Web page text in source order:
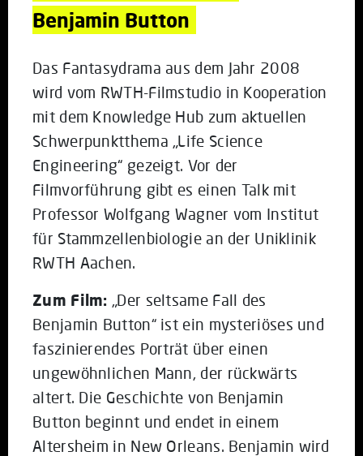
Benjamin Button
Das Fantasydrama aus dem Jahr 2008
wird vom RWTH-Filmstudio in Kooperation
mit dem Knowledge Hub zum aktuellen
Schwerpunktthema „Life Science
Engineering“ gezeigt. Vor der
Filmvorführung gibt es einen Talk mit
Professor Wolfgang Wagner vom Institut
für Stammzellenbiologie an der Uniklinik
RWTH Aachen.
Zum Film: „Der seltsame Fall des
Benjamin Button“ ist ein mysteriöses und
faszinierendes Porträt über einen
ungewöhnlichen Mann, der rückwärts
altert. Die Geschichte von Benjamin
Button beginnt und endet in einem
Altersheim in New Orleans. Benjamin wird